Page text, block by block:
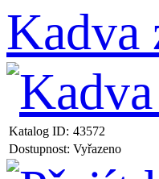
Kadva
Katalog ID: 43572
Dostupnost: Vyřazeno